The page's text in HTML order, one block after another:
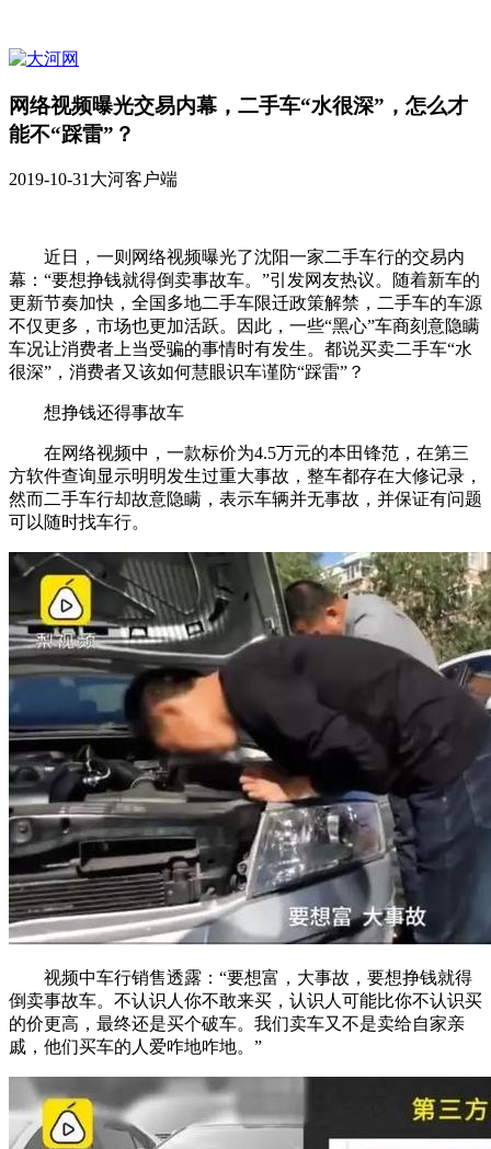
网络视频曝光交易内幕，二手车“水很深”，怎么才
能不“踩雷”？
2019-10-31大河客户端
近日，一则网络视频曝光了沈阳一家二手车行的交易内
幕：“要想挣钱就得倒卖事故车。”引发网友热议。随着新车的
更新节奏加快，全国多地二手车限迁政策解禁，二手车的车源
不仅更多，市场也更加活跃。因此，一些“黑心”车商刻意隐瞒
车况让消费者上当受骗的事情时有发生。都说买卖二手车“水
很深”，消费者又该如何慧眼识车谨防“踩雷”？
想挣钱还得事故车
在网络视频中，一款标价为4.5万元的本田锋范，在第三
方软件查询显示明明发生过重大事故，整车都存在大修记录，
然而二手车行却故意隐瞒，表示车辆并无事故，并保证有问题
可以随时找车行。
视频中车行销售透露：“要想富，大事故，要想挣钱就得
倒卖事故车。不认识人你不敢来买，认识人可能比你不认识买
的价更高，最终还是买个破车。我们卖车又不是卖给自家亲
戚，他们买车的人爱咋地咋地。”